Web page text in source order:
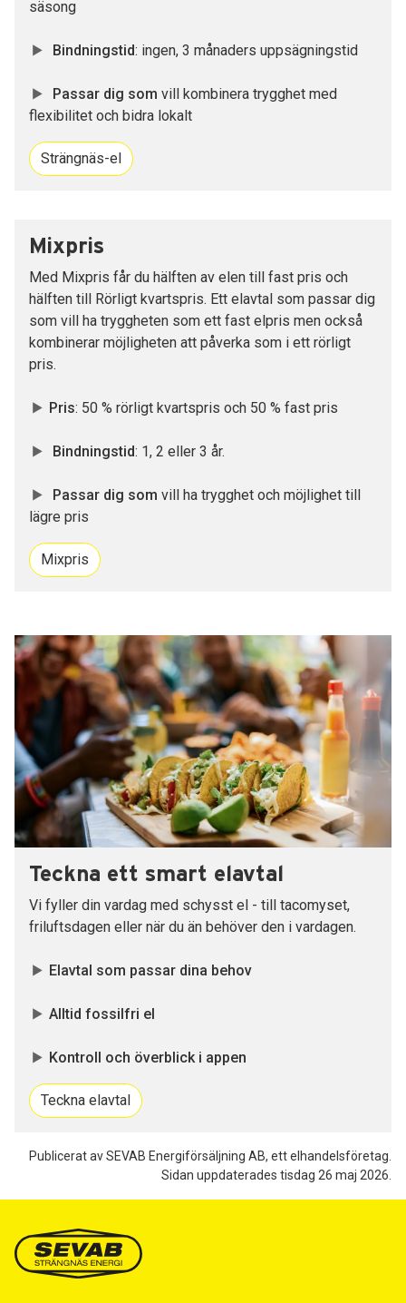
säsong
Bindningstid: ingen, 3 månaders uppsägningstid
Passar dig som vill kombinera trygghet med
flexibilitet och bidra lokalt
Strängnäs-el
Mixpris
Med Mixpris får du hälften av elen till fast pris och
hälften till Rörligt kvartspris. Ett elavtal som passar dig
som vill ha tryggheten som ett fast elpris men också
kombinerar möjligheten att påverka som i ett rörligt
pris.
Pris: 50 % rörligt kvartspris och 50 % fast pris
Bindningstid: 1, 2 eller 3 år.
Passar dig som vill ha trygghet och möjlighet till
lägre pris
Mixpris
Teckna ett smart elavtal
Vi fyller din vardag med schysst el - till tacomyset,
friluftsdagen eller när du än behöver den i vardagen.
Elavtal som passar dina behov
Alltid fossilfri el
Kontroll och överblick i appen
Teckna elavtal
Publicerat av SEVAB Energiförsäljning AB, ett elhandelsföretag.
Sidan uppdaterades tisdag 26 maj 2026.